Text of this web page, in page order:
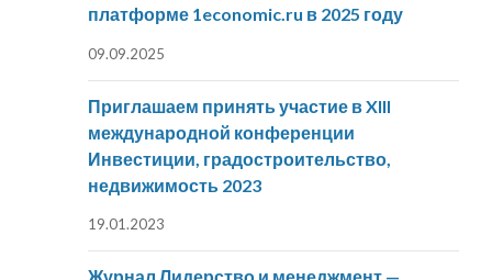
платформе 1economic.ru в 2025 году
09.09.2025
Приглашаем принять участие в XIII
международной конференции
Инвестиции, градостроительство,
недвижимость 2023
19.01.2023